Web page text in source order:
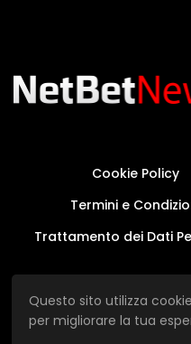
Questo sito utilizza
per migliorare la tua
Cookie Policy
Termini e
Trattamento dei Dati
Questo sito non rappresenta una
giornalistica in quanto viene
alcuna periodicità.